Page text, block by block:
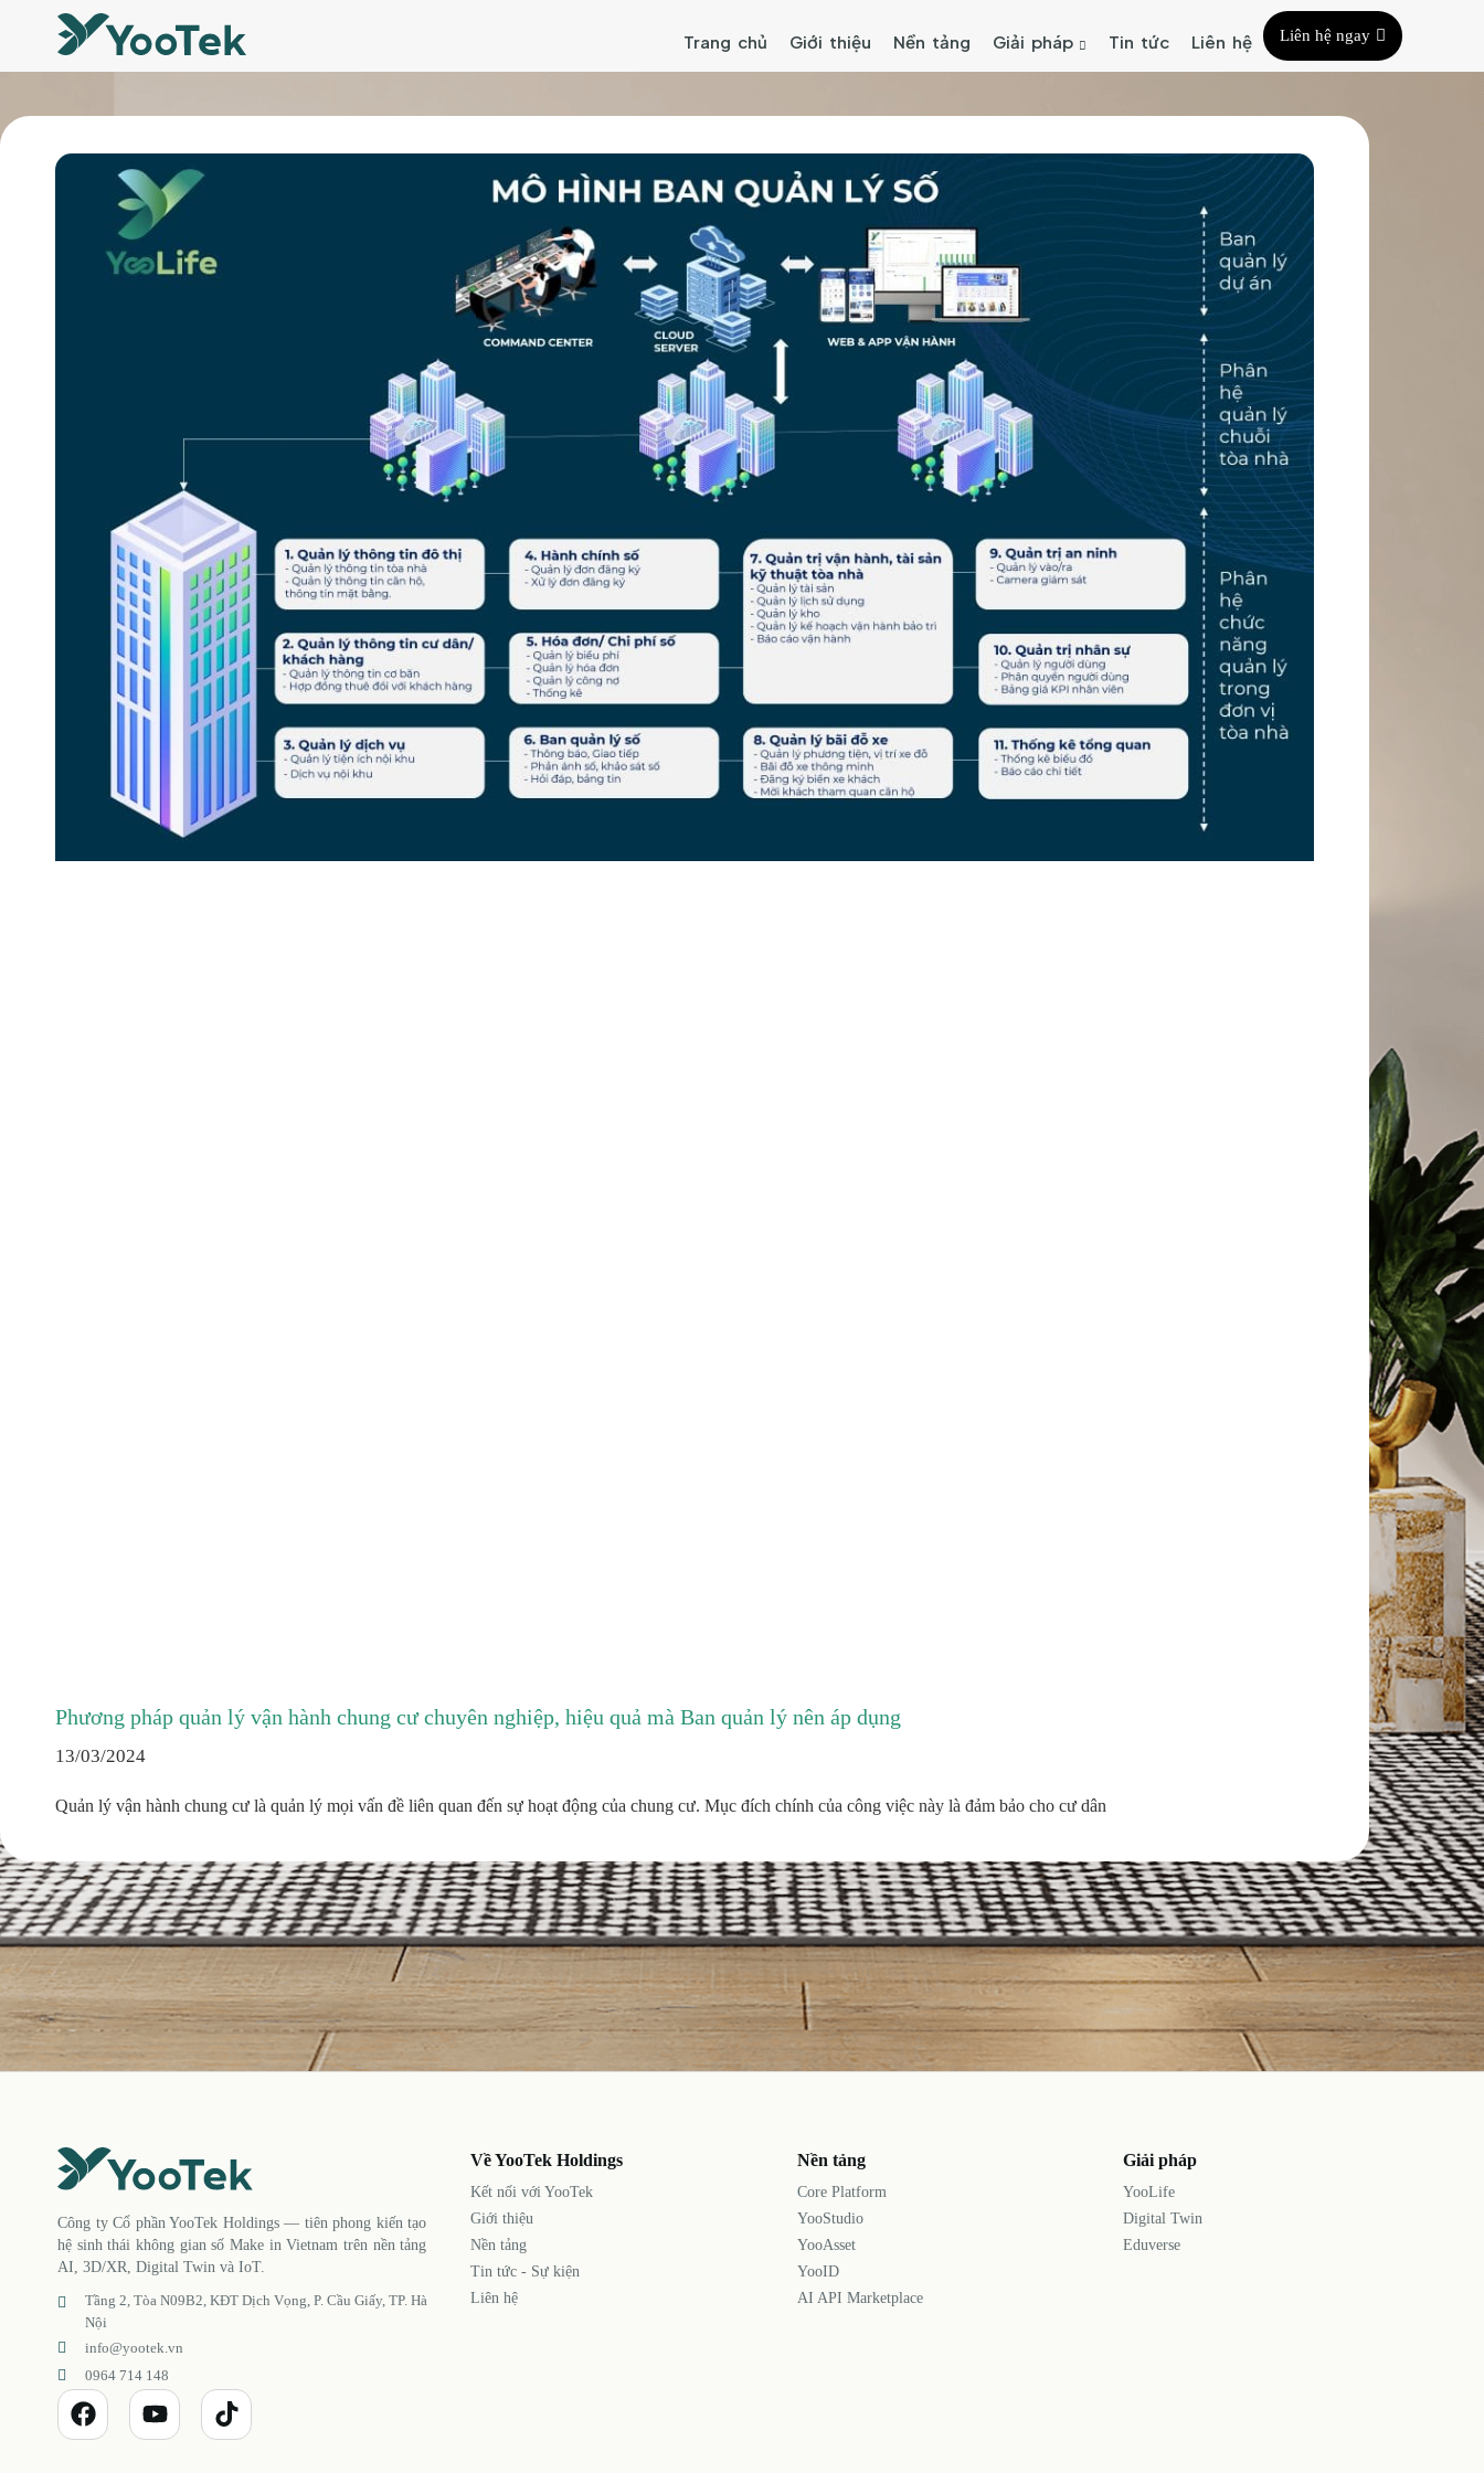
Trang chủ Giới thiệu Nền tảng Giải pháp Tin tức Liên hệ Liên hệ ngay
Phương pháp quản lý vận hành chung cư chuyên nghiệp, hiệu quả mà Ban quản lý nên áp dụng
13/03/2024
Quản lý vận hành chung cư là quản lý mọi vấn đề liên quan đến sự hoạt động của chung cư. Mục đích chính của công việc này là đảm bảo cho cư dân
Công ty Cổ phần YooTek Holdings — tiên phong kiến tạo
hệ sinh thái không gian số Make in Vietnam trên nền tảng
AI, 3D/XR, Digital Twin và IoT.
Tầng 2, Tòa N09B2, KĐT Dịch Vọng, P. Cầu Giấy, TP. Hà
Nội
info@yootek.vn
0964 714 148
Về YooTek Holdings
Kết nối với YooTek
Giới thiệu
Nền tảng
Tin tức - Sự kiện
Liên hệ
Nền tảng
Core Platform
YooStudio
YooAsset
YooID
AI API Marketplace
Giải pháp
YooLife
Digital Twin
Eduverse